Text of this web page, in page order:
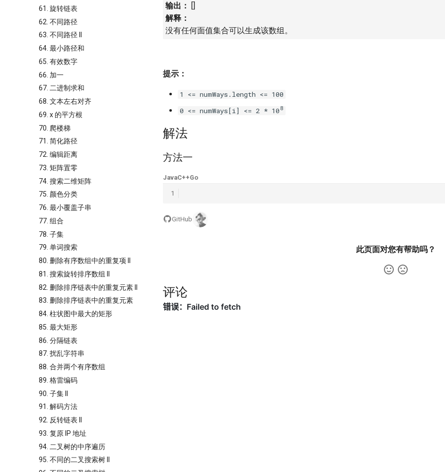
61. 旋转链表
62. 不同路径
63. 不同路径 II
64. 最小路径和
65. 有效数字
66. 加一
67. 二进制求和
68. 文本左右对齐
69. x 的平方根
70. 爬楼梯
71. 简化路径
72. 编辑距离
73. 矩阵置零
74. 搜索二维矩阵
75. 颜色分类
76. 最小覆盖子串
77. 组合
78. 子集
79. 单词搜索
80. 删除有序数组中的重复项 II
81. 搜索旋转排序数组 II
82. 删除排序链表中的重复元素 II
83. 删除排序链表中的重复元素
84. 柱状图中最大的矩形
85. 最大矩形
86. 分隔链表
87. 扰乱字符串
88. 合并两个有序数组
89. 格雷编码
90. 子集 II
91. 解码方法
92. 反转链表 II
93. 复原 IP 地址
94. 二叉树的中序遍历
95. 不同的二叉搜索树 II
输出：
[]
解释：
没有任何面值集合可以生成该数组。
提示：
1 <= numWays.length <= 100
0 <= numWays[i] <= 2 * 10 8
解法
方法一
JavaC++Go
1
GitHub
此页面对您有帮助吗？
评论